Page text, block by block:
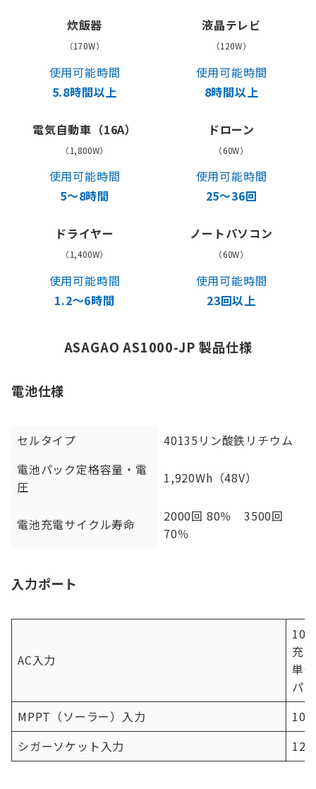
炊飯器
（170W）
使用可能時間
5.8時間以上
液晶テレビ
（120W）
使用可能時間
8時間以上
電気自動車（16A）
（1,800W）
使用可能時間
5〜8時間
ドローン
（60W）
使用可能時間
25〜36回
ドライヤー
（1,400W）
使用可能時間
1.2〜6時間
ノートパソコン
（60W）
使用可能時間
23回以上
ASAGAO AS1000-JP 製品仕様
電池仕様
セルタイプ
40135リン酸鉄リチウム
電池パック定格容量・電
圧
1,920Wh（48V）
電池充電サイクル寿命
2000回 80％ 3500回
70％
入力ポート
AC入力
充
単
パ
MPPT（ソーラー）入力
10
シガーソケット入力